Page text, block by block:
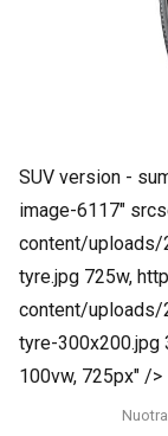
SUV version -
image-6117"
content/
tyre.jpg 725w,
content/
tyre-300x200.jpg
100vw, 725px" />